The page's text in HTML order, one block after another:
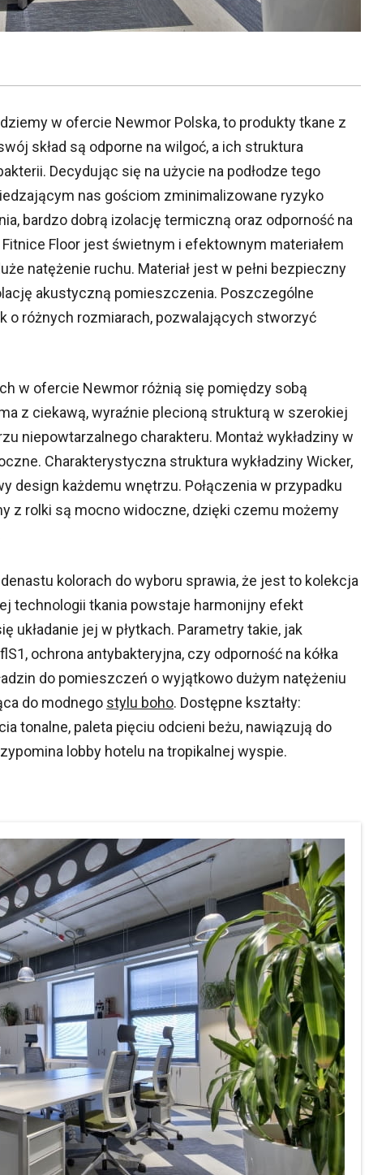
w ofercie Newmor Polska, to produkty tkane z
skład są odporne na wilgoć, a ich struktura
Decydując się na użycie na podłodze tego
nas gościom zminimalizowane ryzyko
bardzo dobrą izolację termiczną oraz odporność na
Floor jest świetnym i efektownym materiałem
natężenie ruchu. Materiał jest w pełni bezpieczny
akustyczną pomieszczenia. Poszczególne
o różnych rozmiarach, pozwalających stworzyć
w ofercie Newmor różnią się pomiędzy sobą
z ciekawą, wyraźnie plecioną strukturą w szerokiej
niepowtarzalnego charakteru. Montaż wykładziny w
Charakterystyczna struktura wykładziny Wicker,
design każdemu wnętrzu. Połączenia w przypadku
z rolki są mocno widoczne, dzięki czemu możemy
kolorach do wyboru sprawia, że jest to kolekcja
technologii tkania powstaje harmonijny efekt
jej w płytkach. Parametry takie, jak
ochrona antybakteryjna, czy odporność na kółka
do pomieszczeń o wyjątkowo dużym natężeniu
do modnego stylu boho. Dostępne kształty:
tonalne, paleta pięciu odcieni beżu, nawiązują do
lobby hotelu na tropikalnej wyspie.